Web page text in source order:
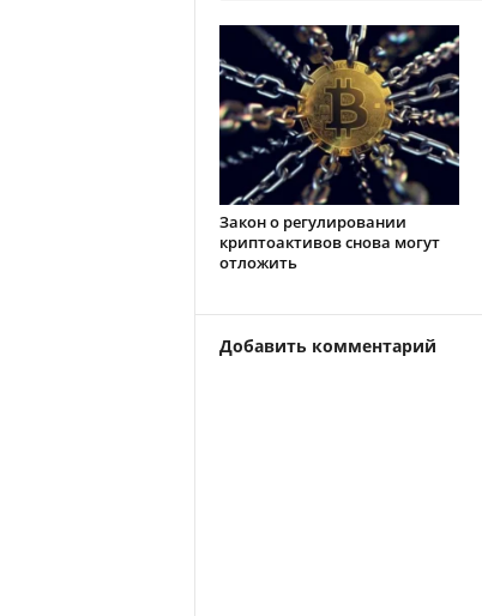
Закон о регулировании
криптоактивов снова могут
отложить
Добавить комментарий